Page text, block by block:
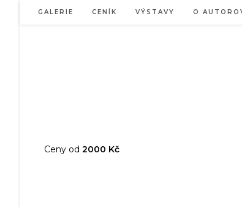
GALERIE CENÍK VÝSTAVY O
Ceny od 2000 Kč